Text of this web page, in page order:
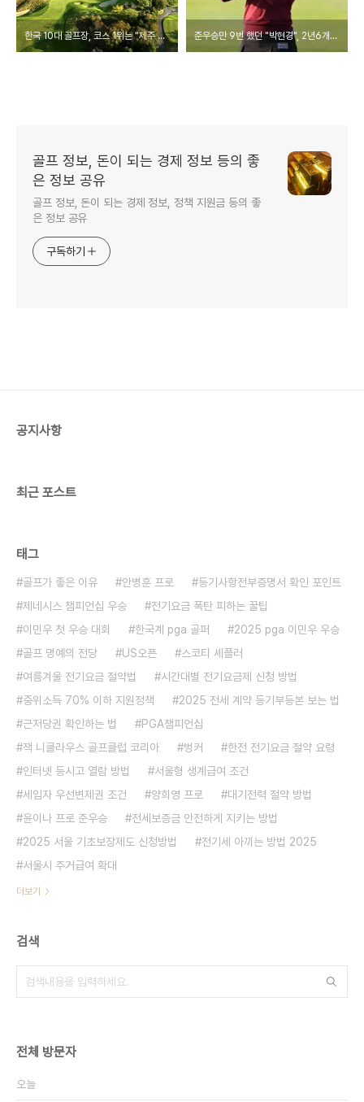
한국 10대 골프장, 코스 1위는 "제주 클럽 나인브릿지" 준우승만 9번 했던 "박현경", 2년6개월만에 값진 4승!
골프 정보, 돈이 되는 경제 정보 등의 좋
은 정보 공유
골프 정보, 돈이 되는 경제 정보, 정책 지원금 등의 좋
은 정보 공유
구독하기
공지사항
최근 포스트
태그
골프가 좋은 이유 안병훈 프로
등기사항전부증명서 확인 포인트
제네시스 챔피언십 우승
전기요금 폭탄 피하는 꿀팁
이민우 첫 우승 대회
한국계 pga 골퍼
2025 pga 이민우 우승
골프 명예의 전당
US오픈
스코티 셰플러
여름겨울 전기요금 절약법
시간대별 전기요금제 신청 방법
중위소득 70% 이하 지원정책
2025 전세 계약 등기부등본 보는 법
근저당권 확인하는 법
PGA챔피언십
잭 니클라우스 골프클럽 코리아
벙커
한전 전기요금 절약 요령
인터넷 등시고 열람 방법
서울형 생계급여 조건
세입자 우선변제권 조건
양희영 프로
대기전력 절약 방법
윤이나 프로 준우승
전세보증금 안전하게 지키는 방법
2025 서울 기초보장제도 신청방법
전기세 아끼는 방법 2025
서울시 주거급여 확대
더보기
검색
전체 방문자
오늘